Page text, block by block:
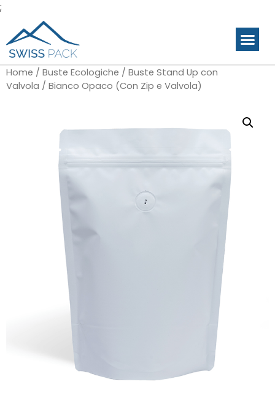
;
Home / Buste Ecologiche / Buste Stand Up con
Valvola / Bianco Opaco (Con Zip e Valvola)